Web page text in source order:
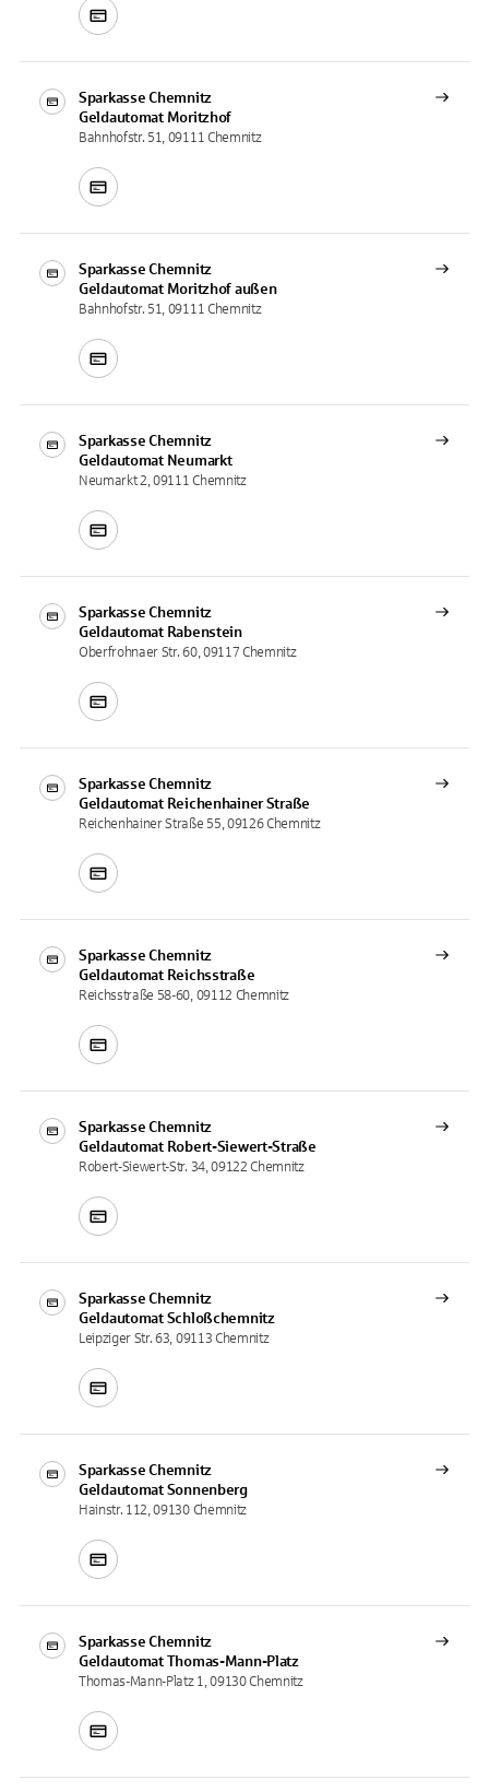
Sparkasse Chemnitz
Geldautomat Moritzhof
Bahnhofstr. 51, 09111 Chemnitz
Sparkasse Chemnitz
Geldautomat Moritzhof außen
Bahnhofstr. 51, 09111 Chemnitz
Sparkasse Chemnitz
Geldautomat Neumarkt
Neumarkt 2, 09111 Chemnitz
Sparkasse Chemnitz
Geldautomat Rabenstein
Oberfrohnaer Str. 60, 09117 Chemnitz
Sparkasse Chemnitz
Geldautomat Reichenhainer Straße
Reichenhainer Straße 55, 09126 Chemnitz
Sparkasse Chemnitz
Geldautomat Reichsstraße
Reichsstraße 58-60, 09112 Chemnitz
Sparkasse Chemnitz
Geldautomat Robert-Siewert-Straße
Robert-Siewert-Str. 34, 09122 Chemnitz
Sparkasse Chemnitz
Geldautomat Schloßchemnitz
Leipziger Str. 63, 09113 Chemnitz
Sparkasse Chemnitz
Geldautomat Sonnenberg
Hainstr. 112, 09130 Chemnitz
Sparkasse Chemnitz
Geldautomat Thomas-Mann-Platz
Thomas-Mann-Platz 1, 09130 Chemnitz